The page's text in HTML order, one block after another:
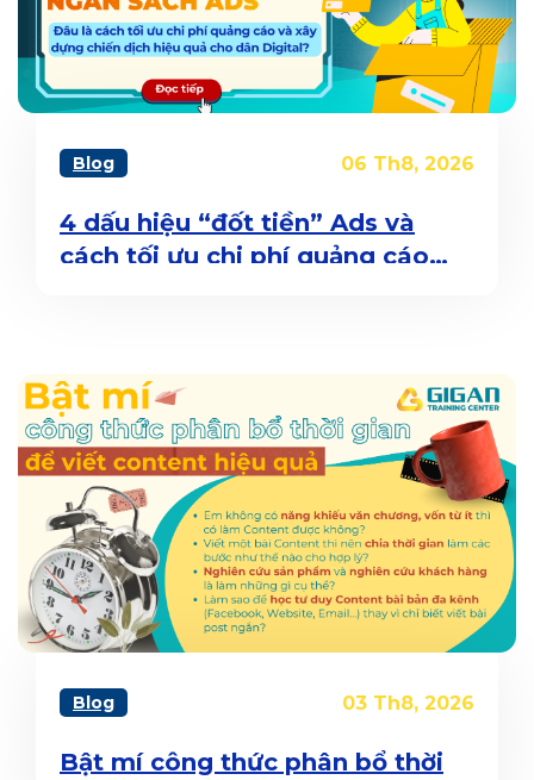
Blog 06 Th8, 2026
4 dấu hiệu “đốt tiền” Ads và
cách tối ưu chi phí quảng cáo
Blog 03 Th8, 2026
Bật mí công thức phân bổ thời